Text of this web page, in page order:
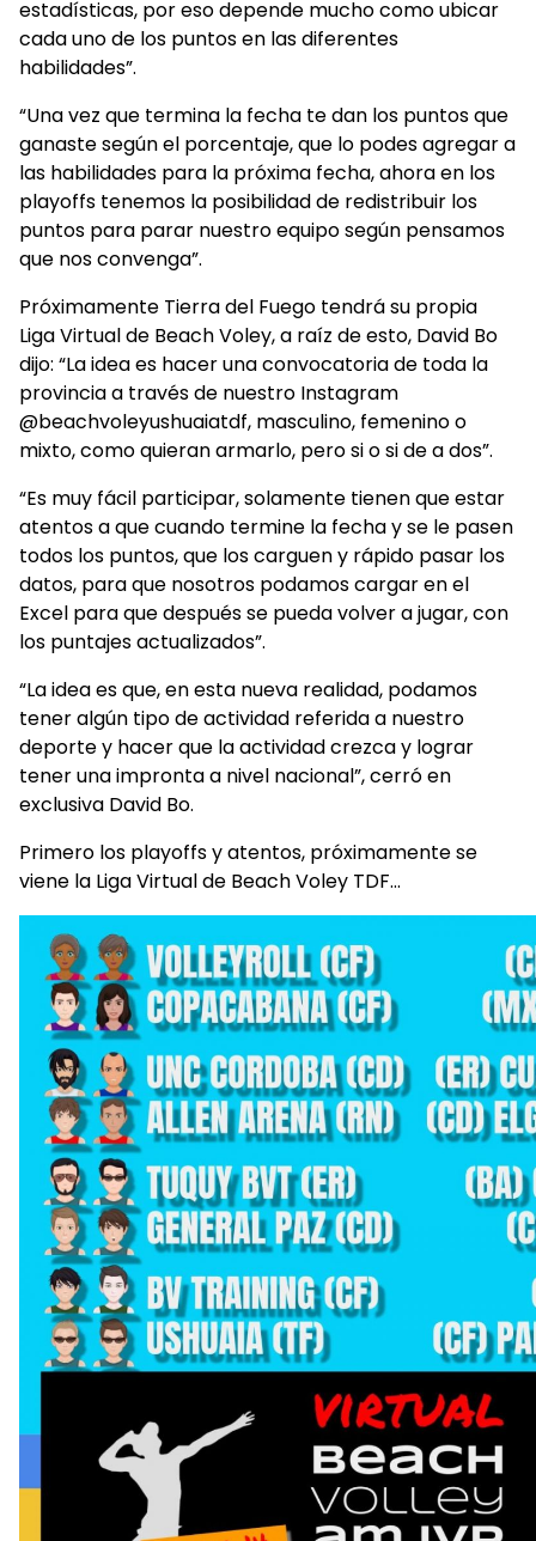
estadísticas, por eso depende mucho como ubicar
cada uno de los puntos en las diferentes
habilidades”.
“Una vez que termina la fecha te dan los puntos que
ganaste según el porcentaje, que lo podes agregar a
las habilidades para la próxima fecha, ahora en los
playoffs tenemos la posibilidad de redistribuir los
puntos para parar nuestro equipo según pensamos
que nos convenga”.
Próximamente Tierra del Fuego tendrá su propia
Liga Virtual de Beach Voley, a raíz de esto, David Bo
dijo: “La idea es hacer una convocatoria de toda la
provincia a través de nuestro Instagram
@beachvoleyushuaiatdf, masculino, femenino o
mixto, como quieran armarlo, pero si o si de a dos”.
“Es muy fácil participar, solamente tienen que estar
atentos a que cuando termine la fecha y se le pasen
todos los puntos, que los carguen y rápido pasar los
datos, para que nosotros podamos cargar en el
Excel para que después se pueda volver a jugar, con
los puntajes actualizados”.
“La idea es que, en esta nueva realidad, podamos
tener algún tipo de actividad referida a nuestro
deporte y hacer que la actividad crezca y lograr
tener una impronta a nivel nacional”, cerró en
exclusiva David Bo.
Primero los playoffs y atentos, próximamente se
viene la Liga Virtual de Beach Voley TDF…